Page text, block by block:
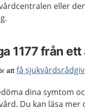
eller
1177 från
attfå
dina symtom
Du kan läsa